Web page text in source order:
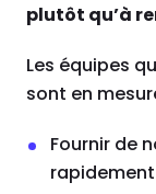
plutôt qu’à
Les équipes
sont en
Fournir de
rapidement